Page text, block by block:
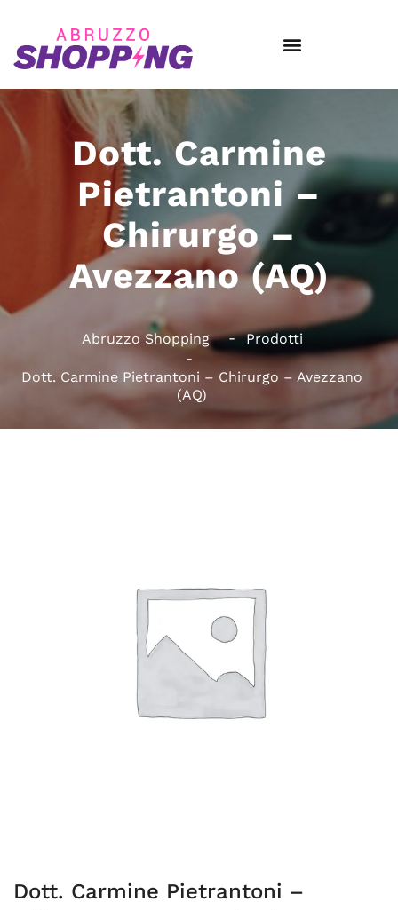
Dott. Carmine
Pietrantoni –
Chirurgo –
Avezzano (AQ)
Abruzzo Shopping Prodotti
Dott. Carmine Pietrantoni – Chirurgo – Avezzano
(AQ)
Dott. Carmine Pietrantoni –